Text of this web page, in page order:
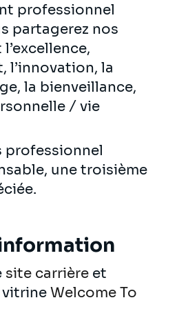
professionnel
partagerez nos
l’innovation, la
la bienveillance,
/ vie
professionnel
une troisième
site carrière et
Welcome To